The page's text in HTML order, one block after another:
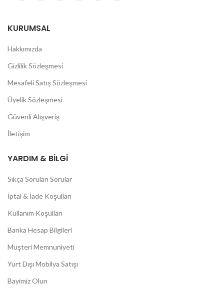
KURUMSAL
Hakkımızda
Gizlilik Sözleşmesi
Mesafeli Satış Sözleşmesi
Üyelik Sözleşmesi
Güvenli Alışveriş
İletişim
YARDIM & BILGI
Sıkça Sorulan Sorular
İptal & İade Koşulları
Kullanım Koşulları
Banka Hesap Bilgileri
Müşteri Memnuniyeti
Yurt Dışı Mobilya Satışı
Bayimiz Olun